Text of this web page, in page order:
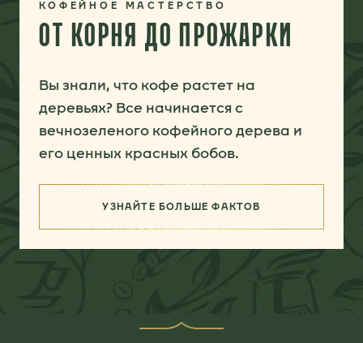
КОФЕЙНОЕ МАСТЕРСТВО
ОТ КОРНЯ ДО ПРОЖАРКИ
Вы знали, что кофе растет на
деревьях? Все начинается с
вечнозеленого кофейного дерева и
его ценных красных бобов.
УЗНАЙТЕ БОЛЬШЕ ФАКТОВ